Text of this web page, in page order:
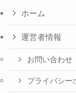
ホーム
運営者情報
お問い合わせ
プライバシー